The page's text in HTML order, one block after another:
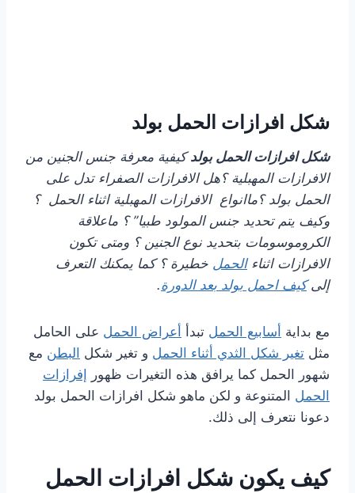
شكل افرازات الحمل بولد
شكل افرازات الحمل بولدكيفية معرفة جنس الجنين من
الافرازات المهبلية ؟هل الافرازات الصفراء تدل على
الحمل بولد ؟ماانواع الافرازات المهبلية اثناء الحمل ؟
وكيف يتم تحديد جنس المولود طبيا” ؟ ماعلاقة
الكروموسومات بتحديد نوع الجنين ؟ ومتى تكون
الافرازات اثناءالحمل خطيرة ؟ كما يمكنك التعرف
إلىكيف احمل بولد بعد الدورة.
مع بداية أسابيع الحمل تبدأ أعراض الحمل على الحامل
مثل تغير شكل الثدي أثناء الحمل و تغير شكل البطن مع
شهور الحمل كما يرافق هذه التغيرات ظهور
إفرازات
الحمل المتنوعة و لكن ماهو شكل افرازات الحمل بولد
دعونا نتعرف إلى ذلك.
كيف يكون شكل افرازات الحمل